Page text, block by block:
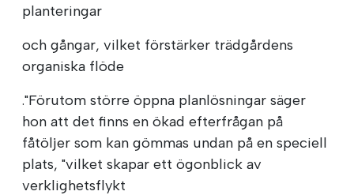
planteringar
och gångar, vilket förstärker trädgårdens
organiska flöde
."Förutom större öppna planlösningar säger
hon att det finns en ökad efterfrågan på
fåtöljer som kan gömmas undan på en speciell
plats, "vilket skapar ett ögonblick av
verklighetsflykt